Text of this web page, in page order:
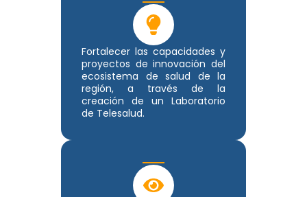
Fortalecer las capacidades y
proyectos de innovación del
ecosistema de salud de la
región, a través de la
creación de un Laboratorio
de Telesalud.